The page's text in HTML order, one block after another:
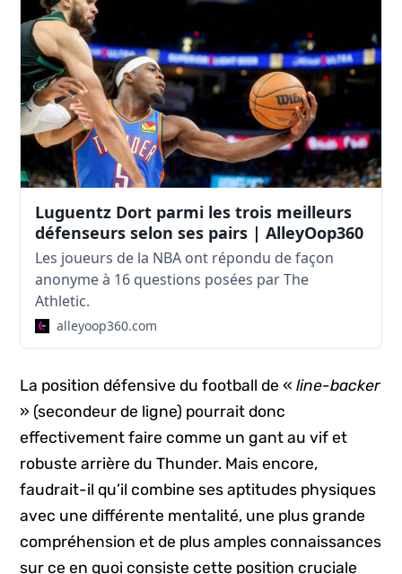
Luguentz Dort parmi les trois meilleurs
défenseurs selon ses pairs | AlleyOop360
Les joueurs de la NBA ont répondu de façon
anonyme à 16 questions posées par The
Athletic.
alleyoop360.com
La position défensive du football de « line-backer
» (secondeur de ligne) pourrait donc
effectivement faire comme un gant au vif et
robuste arrière du Thunder. Mais encore,
faudrait-il qu’il combine ses aptitudes physiques
avec une différente mentalité, une plus grande
compréhension et de plus amples connaissances
sur ce en quoi consiste cette position cruciale